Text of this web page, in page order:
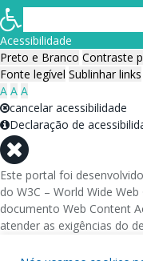
Acessibilidade
Preto e Branco Contraste
Fonte legível Sublinhar links
A A A
cancelar acessibilidade
Declaração de
Este portal foi
do W3C – World Wide
documento Web Content
atender as exigências do